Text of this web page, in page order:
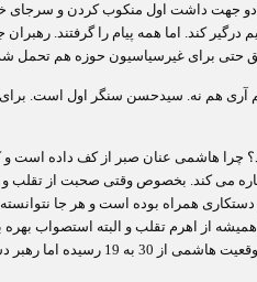
ای در روز 14 خرداد دو جهت داشت اول منکوب
درگیر کند. اما همه پیام را گرفتند.
حتی برای غیرسیاسیون حوزه هم تحمل
هم نه. سیدحسن سنگر اول است. برای
چرا هاشمی عنان صبر از کف داده است
می کند. بخصوص وقتی صحبت از تقلب
دستکاری همراه بوده است و هر جا
از اهرم تقلب و البته استصواب
را داده است! بعدش را هم که همه می دانیم.